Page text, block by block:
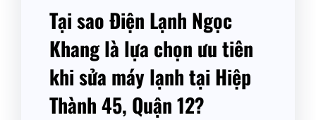
Tại sao Điện Lạnh Ngọc
Khang là lựa chọn ưu tiên
khi sửa máy lạnh tại Hiệp
Thành 45, Quận 12?